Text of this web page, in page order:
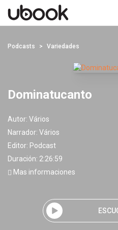
Podcasts Variedades
Dominatucanto
Autor: Vários
Narrador: Vários
Editor: Podcast
Duración: 2:26:59
Mas informaciones